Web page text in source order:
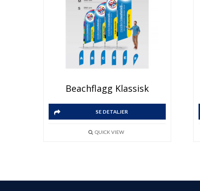
Beachflagg Klassisk
SE DETALJER
QUICK VIEW